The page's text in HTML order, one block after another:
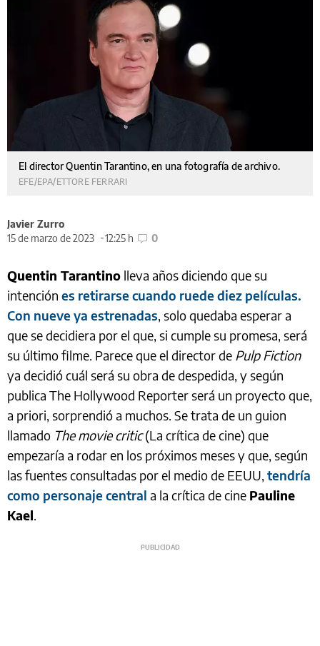
El director Quentin Tarantino, en una fotografía de archivo.
EFE/EPA/ETTORE FERRARI
Javier Zurro
15 de marzo de 2023
12:25 h 0
Quentin Tarantino lleva años diciendo que su
intención es retirarse cuando ruede diez películas.
Con nueve ya estrenadas, solo quedaba esperar a
que se decidiera por el que, si cumple su promesa, será
su último filme. Parece que el director de Pulp Fiction
ya decidió cuál será su obra de despedida, y según
publica The Hollywood Reporter será un proyecto que,
a priori, sorprendió a muchos. Se trata de un guion
llamado The movie critic(La crítica de cine) que
empezaría a rodar en los próximos meses y que, según
las fuentes consultadas por el medio de EEUU, tendría
como personaje central a la crítica de cine Pauline
Kael.